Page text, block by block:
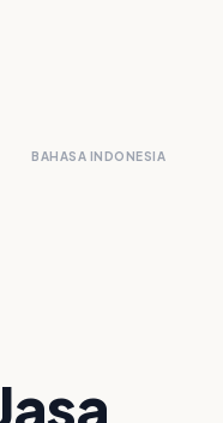
BAHASA INDONESIA